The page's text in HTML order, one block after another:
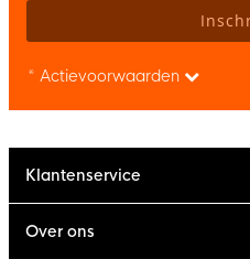
* Actievoorwaarden
Klantenservice
Over ons